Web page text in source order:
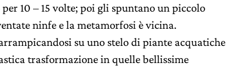
per 10 – 15 volte; poi gli spuntano un piccolo
ninfe e la metamorfosi è vicina.
su uno stelo di piante acquatiche
trasformazione in quelle bellissime